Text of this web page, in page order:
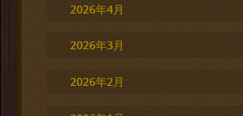
2026年4月
2026年3月
2026年2月